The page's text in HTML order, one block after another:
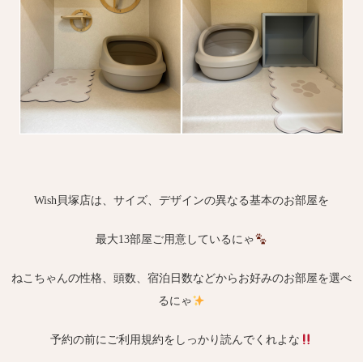
Wish貝塚店は、サイズ、デザインの異なる基本のお部屋を
最大13部屋ご用意しているにゃ
ねこちゃんの性格、頭数、宿泊日数などからお好みのお部屋を選べ
るにゃ
予約の前にご利用規約をしっかり読んでくれよな